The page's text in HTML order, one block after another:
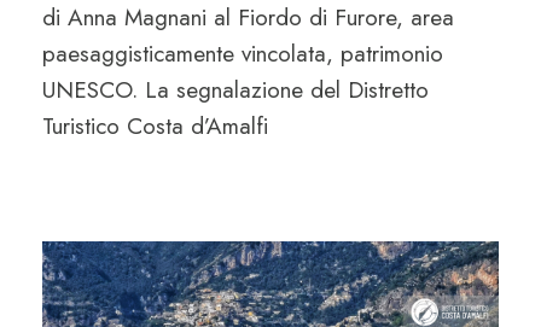
di Anna Magnani al Fiordo di Furore, area
paesaggisticamente vincolata, patrimonio
UNESCO. La segnalazione del Distretto
Turistico Costa d’Amalfi